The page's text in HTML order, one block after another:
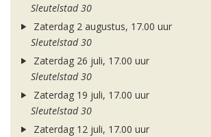
Sleutelstad 30
Zaterdag 2 augustus, 17.00 uur
Sleutelstad 30
Zaterdag 26 juli, 17.00 uur
Sleutelstad 30
Zaterdag 19 juli, 17.00 uur
Sleutelstad 30
Zaterdag 12 juli, 17.00 uur